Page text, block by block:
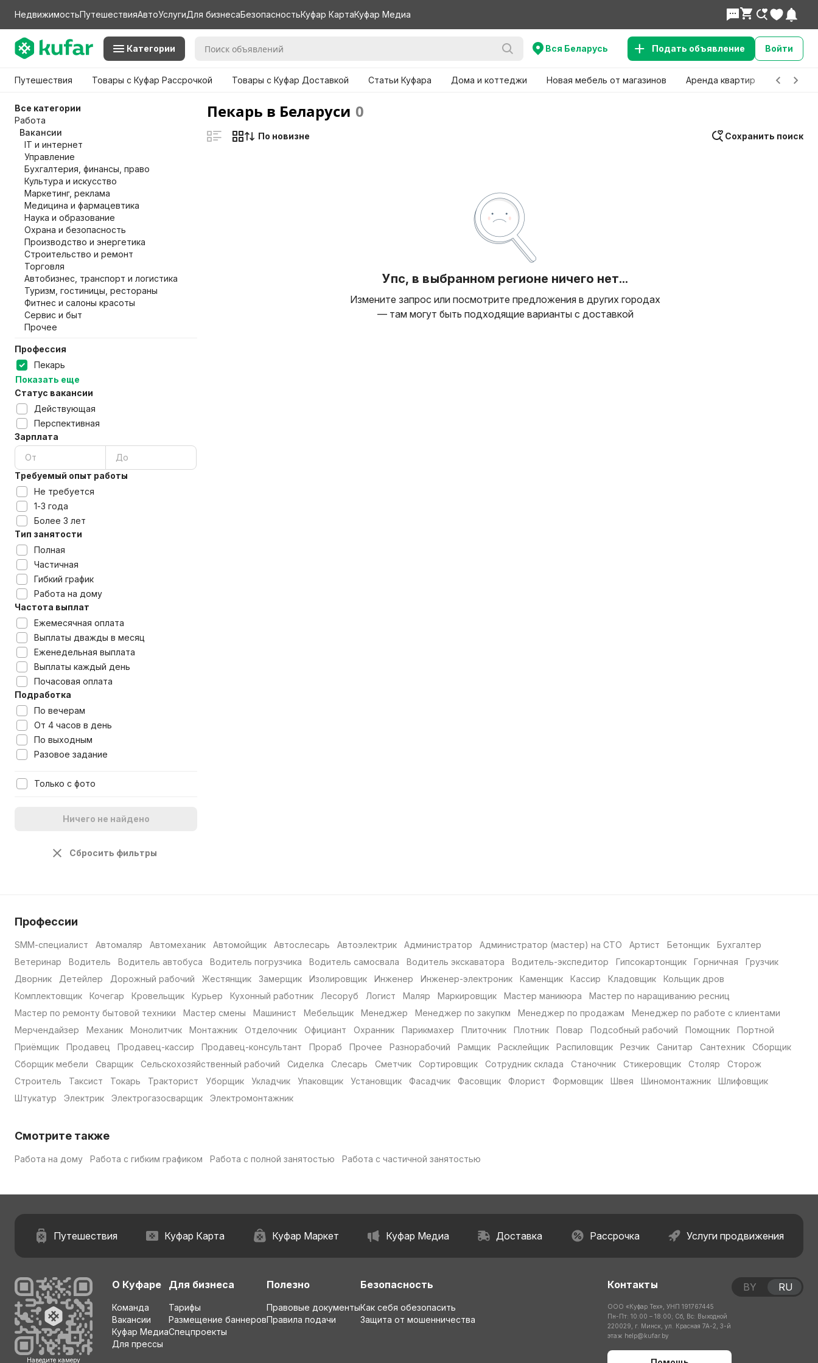
НедвижимостьПутешествияАвтоУслугиДля бизнесаБезопасностьКуфар КартаКуфар Медиа
Категории Вся Беларусь Подать объявление Войти
Путешествия Товары с Куфар Рассрочкой Товары с Куфар Доставкой Статьи Куфара Дома и коттеджи Новая мебель от магазинов Аренда квартир Детские
Все категории
Работа
Вакансии
IT и интернет
Управление
Бухгалтерия, финансы, право
Культура и искусство
Маркетинг, реклама
Медицина и фармацевтика
Наука и образование
Охрана и безопасность
Производство и энергетика
Строительство и ремонт
Торговля
Автобизнес, транспорт и логистика
Туризм, гостиницы, рестораны
Фитнес и салоны красоты
Сервис и быт
Прочее
Профессия
Пекарь
Показать еще
Статус вакансии
Действующая
Перспективная
Зарплата
Требуемый опыт работы
Не требуется
1-3 года
Более 3 лет
Тип занятости
Полная
Частичная
Гибкий график
Работа на дому
Частота выплат
Ежемесячная оплата
Выплаты дважды в месяц
Еженедельная выплата
Выплаты каждый день
Почасовая оплата
Подработка
По вечерам
От 4 часов в день
По выходным
Разовое задание
Только с фото
Ничего не найдено
Сбросить фильтры
Пекарь в Беларуси 0
Сохранить поиск
По новизне
Упс, в выбранном регионе ничего нет...
Измените запрос или посмотрите предложения в других городах
— там могут быть подходящие варианты с доставкой
Профессии
SMM-специалист Автомаляр Автомеханик Автомойщик Автослесарь Автоэлектрик Администратор Администратор (мастер) на СТО Артист Бетонщик
Бухгалтер
Ветеринар
Водитель Водитель автобуса Водитель погрузчика Водитель самосвала Водитель экскаватора Водитель-экспедитор Гипсокартонщик Горничная
Грузчик
Дворник
Детейлер Дорожный рабочий Жестянщик Замерщик Изолировщик Инженер Инженер-электроник Каменщик Кассир Кладовщик
Кольщик дров
Комплектовщик
Кочегар Кровельщик Курьер Кухонный работник Лесоруб Логист Маляр Маркировщик Мастер маникюра
Мастер по наращиванию ресниц
Мастер по ремонту бытовой техники
Мастер смены Машинист Мебельщик Менеджер Менеджер по закупкм Менеджер по продажам
Менеджер по работе с клиентами
Мерчендайзер
Механик Монолитчик Монтажник Отделочник Официант Охранник Парикмахер Плиточник Плотник Повар Подсобный рабочий Помощник
Портной
Приёмщик
Продавец Продавец-кассир Продавец-консультант Прораб Прочее Разнорабочий Рамщик Расклейщик Распиловщик Резчик Санитар Сантехник
Сборщик
Сборщик мебели
Сварщик Сельскохозяйственный рабочий Сиделка Слесарь Сметчик Сортировщик Сотрудник склада Станочник Стикеровщик Столяр
Сторож
Строитель
Таксист Токарь Тракторист Уборщик Укладчик Упаковщик Установщик Фасадчик Фасовщик Флорист Формовщик Швея Шиномонтажник
Шлифовщик
Штукатур
Электрик Электрогазосварщик Электромонтажник
Смотрите также
Работа на дому Работа с гибким графиком Работа с полной занятостью Работа с частичной занятостью
Путешествия Куфар Карта Куфар Маркет Куфар Медиа Доставка Рассрочка Услуги продвижения
Наведите камеру
О Куфаре
Команда
Вакансии
Куфар Медиа
Для прессы
Для бизнеса
Тарифы
Размещение баннеров
Спецпроекты
Полезно
Правовые документы
Правила подачи
Безопасность
Как себя обезопасить
Защита от мошенничества
Контакты
ООО «Куфар Тех», УНП 191767445
Пн-Пт: 10:00 – 18:00; Сб, Вс: Выходной
220029, г. Минск, ул. Красная 7А-2, 3-й
этаж help@kufar.by
BY RU